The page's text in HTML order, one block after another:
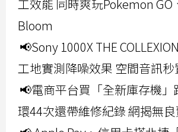
工效能 同時爽玩Pokemon
Bloom
📢Sony 1000X THE
工地實測降噪效果 空間音訊
📢電商平台買「全新庫存機
環44次還帶維修紀錄 網揭無